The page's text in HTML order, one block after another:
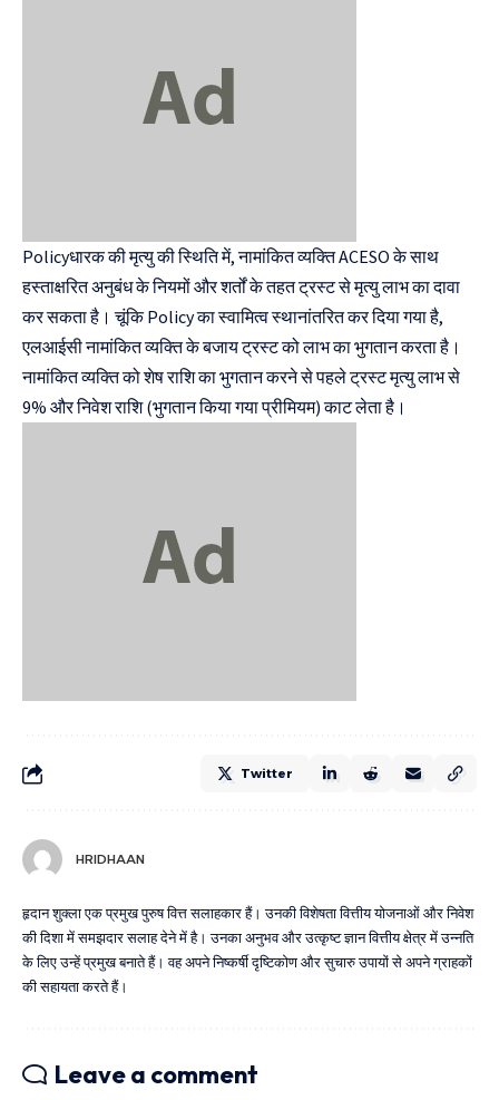
Policyधारक की मृत्यु की स्थिति में, नामांकित व्यक्ति ACESO के साथ
हस्ताक्षरित अनुबंध के नियमों और शर्तों के तहत ट्रस्ट से मृत्यु लाभ का दावा
कर सकता है। चूंकि Policy का स्वामित्व स्थानांतरित कर दिया गया है,
एलआईसी नामांकित व्यक्ति के बजाय ट्रस्ट को लाभ का भुगतान करता है।
नामांकित व्यक्ति को शेष राशि का भुगतान करने से पहले ट्रस्ट मृत्यु लाभ से
9% और निवेश राशि (भुगतान किया गया प्रीमियम) काट लेता है।
Twitter
HRIDHAAN
हृदान शुक्ला एक प्रमुख पुरुष वित्त सलाहकार हैं। उनकी विशेषता वित्तीय योजनाओं और निवेश
की दिशा में समझदार सलाह देने में है। उनका अनुभव और उत्कृष्ट ज्ञान वित्तीय क्षेत्र में उन्नति
के लिए उन्हें प्रमुख बनाते हैं। वह अपने निष्कर्षी दृष्टिकोण और सुचारु उपायों से अपने ग्राहकों
की सहायता करते हैं।
Leave a comment